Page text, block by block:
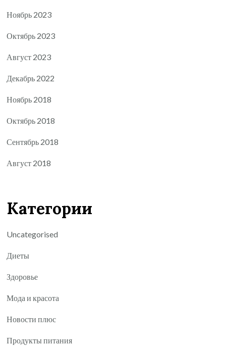
Ноябрь 2023
Октябрь 2023
Август 2023
Декабрь 2022
Ноябрь 2018
Октябрь 2018
Сентябрь 2018
Август 2018
Категории
Uncategorised
Диеты
Здоровье
Мода и красота
Новости плюс
Продукты питания